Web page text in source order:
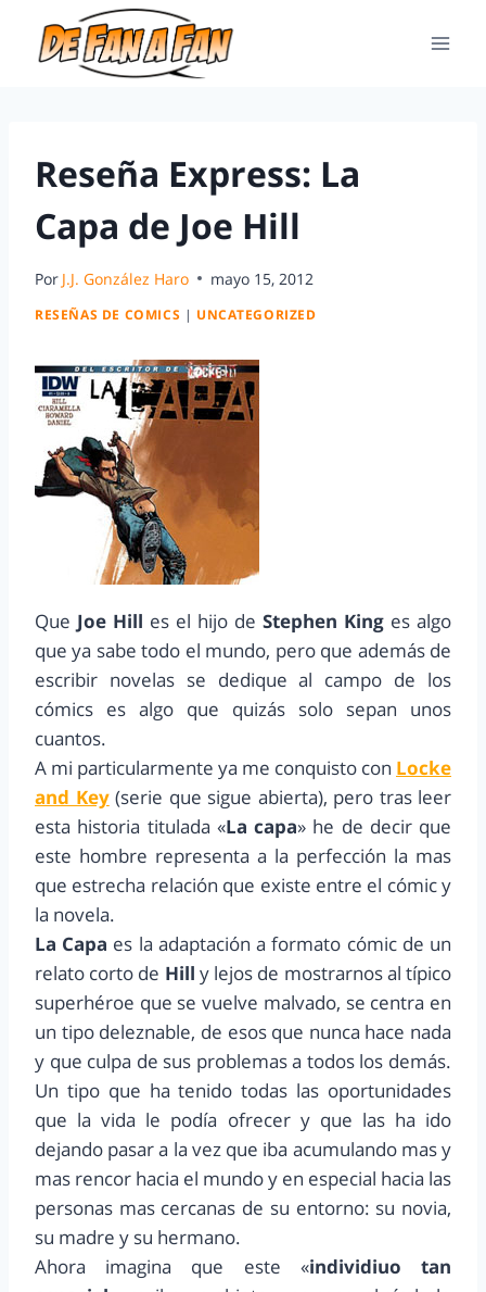
Reseña Express: La
Capa de Joe Hill
Por J.J. González Haro mayo 15, 2012
RESEÑAS DE COMICS | UNCATEGORIZED
Que Joe Hill es el hijo de Stephen King es algo
que ya sabe todo el mundo, pero que además de
escribir novelas se dedique al campo de los
cómics es algo que quizás solo sepan unos
cuantos.
A mi particularmente ya me conquisto con Locke
and Key(serie que sigue abierta), pero tras leer
esta historia titulada «La capa» he de decir que
este hombre representa a la perfección la mas
que estrecha relación que existe entre el cómic y
la novela.
La Capa es la adaptación a formato cómic de un
relato corto de Hill y lejos de mostrarnos al típico
superhéroe que se vuelve malvado, se centra en
un tipo deleznable, de esos que nunca hace nada
y que culpa de sus problemas a todos los demás.
Un tipo que ha tenido todas las oportunidades
que la vida le podía ofrecer y que las ha ido
dejando pasar a la vez que iba acumulando mas y
mas rencor hacia el mundo y en especial hacia las
personas mas cercanas de su entorno: su novia,
su madre y su hermano.
Ahora imagina que este «individiuo tan